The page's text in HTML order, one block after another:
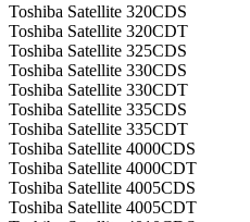
Toshiba Satellite 320CDS
Toshiba Satellite 320CDT
Toshiba Satellite 325CDS
Toshiba Satellite 330CDS
Toshiba Satellite 330CDT
Toshiba Satellite 335CDS
Toshiba Satellite 335CDT
Toshiba Satellite 4000CDS
Toshiba Satellite 4000CDT
Toshiba Satellite 4005CDS
Toshiba Satellite 4005CDT